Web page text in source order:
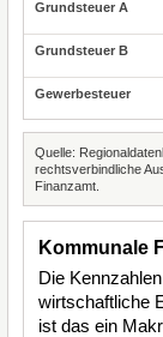
Quelle:
rechtsverbindliche
Finanzamt.
Kommunale
Die
wirtschaftliche
ist das ein